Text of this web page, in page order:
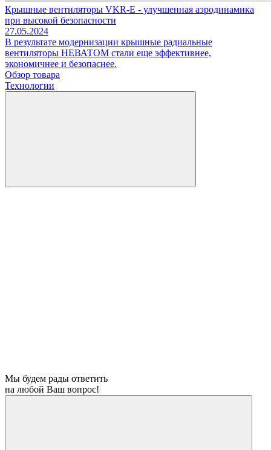
Крышные вентиляторы VKR-E - улучшенная аэродинамика
при высокой безопасности
27.05.2024
В результате модернизации крышные радиальные
вентиляторы НЕВАТОМ стали еще эффективнее,
экономичнее и безопаснее.
Обзор товара
Технологии
Мы будем рады ответить
на любой Ваш вопрос!